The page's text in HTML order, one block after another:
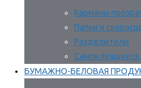
Карманы
Папки и
Разделители
БУМАЖНО-БЕЛОВАЯ